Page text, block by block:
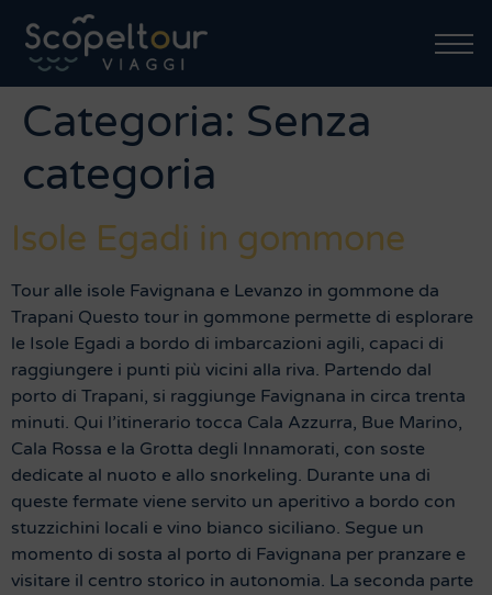
Categoria: Senza
categoria
Isole Egadi in gommone
Tour alle isole Favignana e Levanzo in gommone da
Trapani Questo tour in gommone permette di esplorare
le Isole Egadi a bordo di imbarcazioni agili, capaci di
raggiungere i punti più vicini alla riva. Partendo dal
porto di Trapani, si raggiunge Favignana in circa trenta
minuti. Qui l’itinerario tocca Cala Azzurra, Bue Marino,
Cala Rossa e la Grotta degli Innamorati, con soste
dedicate al nuoto e allo snorkeling. Durante una di
queste fermate viene servito un aperitivo a bordo con
stuzzichini locali e vino bianco siciliano. Segue un
momento di sosta al porto di Favignana per pranzare e
visitare il centro storico in autonomia. La seconda parte